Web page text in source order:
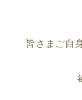
皆さまご自